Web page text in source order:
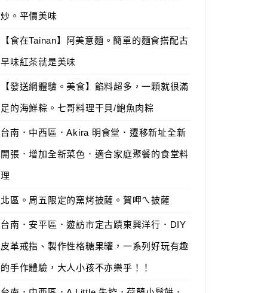
炒。平價美味
【食在Tainan】阿美意麵。簡單的麵食搭配古
早味紅茶就是美味
【發送網體驗。美食】餡料超多，一顆就很滿
足的海鮮粽。七哥料理干貝/鮑魚肉粽
台南．中西區．Akira 明食堂．遷移新址全新
開張．增加全新菜色．適合家庭聚餐的食堂料
理
北區。周五限定的窯烤披薩。賀呷ㄟ披薩
台南．安平區．遊訪市定古蹟東興洋行．DIY
皮革戒指、製作性格糖果罐，一系列好玩有趣
的手作體驗，大人小孩不亦樂乎！！